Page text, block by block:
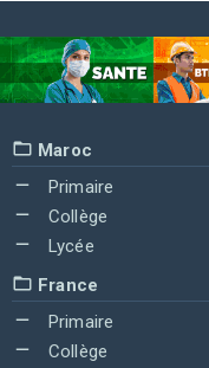
Maroc
Primaire
Collège
Lycée
France
Primaire
Collège